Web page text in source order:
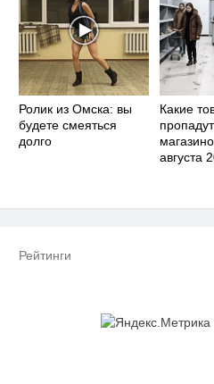
Ролик из Омска: вы
будете смеяться
долго
Какие
августа
Рейтинги